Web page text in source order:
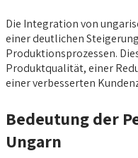
Die Integration von
einer deutlichen
Produktionsprozessen.
Produktqualität, einer
einer verbesserten
Bedeutung der
Ungarn